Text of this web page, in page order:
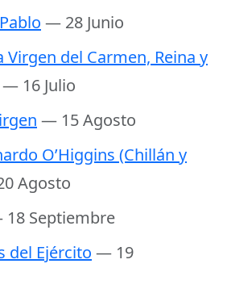
— 28 Junio
Virgen del Carmen, Reina y
— 16 Julio
— 15 Agosto
O’Higgins (Chillán y
Agosto
Septiembre
del Ejército — 19